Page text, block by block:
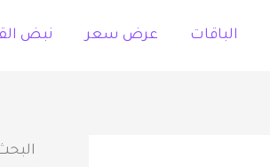
الباقات عرض سعر نبض